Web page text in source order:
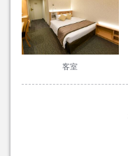
客室